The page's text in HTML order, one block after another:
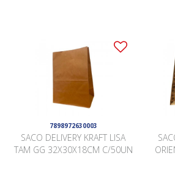
7898972630003
SACO DELIVERY KRAFT LISA
TAM GG 32X30X18CM C/50UN